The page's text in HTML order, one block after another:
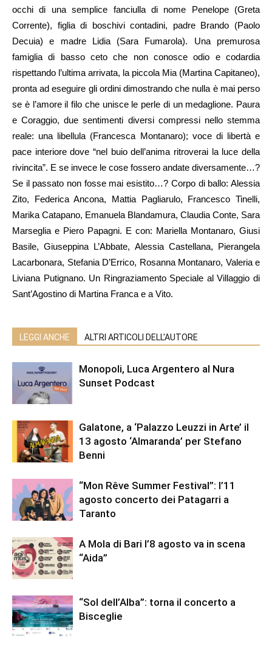
occhi di una semplice fanciulla di nome Penelope (Greta
Corrente), figlia di boschivi contadini, padre Brando (Paolo
Decuia) e madre Lidia (Sara Fumarola). Una premurosa
famiglia di basso ceto che non conosce odio e codardia
rispettando l’ultima arrivata, la piccola Mia (Martina Capitaneo),
pronta ad eseguire gli ordini dimostrando che nulla è mai perso
se è l’amore il filo che unisce le perle di un medaglione. Paura
e Coraggio, due sentimenti diversi compressi nello stemma
reale: una libellula (Francesca Montanaro); voce di libertà e
pace interiore dove “nel buio dell’anima ritroverai la luce della
rivincita”. E se invece le cose fossero andate diversamente…?
Se il passato non fosse mai esistito…? Corpo di ballo: Alessia
Zito, Federica Ancona, Mattia Pagliarulo, Francesco Tinelli,
Marika Catapano, Emanuela Blandamura, Claudia Conte, Sara
Marseglia e Piero Papagni. E con: Mariella Montanaro, Giusi
Basile, Giuseppina L’Abbate, Alessia Castellana, Pierangela
Lacarbonara, Stefania D’Errico, Rosanna Montanaro, Valeria e
Liviana Putignano. Un Ringraziamento Speciale al Villaggio di
Sant’Agostino di Martina Franca e a Vito.
LEGGI ANCHE ALTRI ARTICOLI DELL'AUTORE
Monopoli, Luca Argentero al Nura
Sunset Podcast
Galatone, a ‘Palazzo Leuzzi in Arte’ il
13 agosto ‘Almaranda’ per Stefano
Benni
“Mon Rêve Summer Festival”: l’11
agosto concerto dei Patagarri a
Taranto
A Mola di Bari l’8 agosto va in scena
“Aida”
“Sol dell’Alba”: torna il concerto a
Bisceglie